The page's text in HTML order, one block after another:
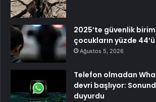
2025’te güvenlik
çocukların yüzde
Ağustos 5, 2026
Telefon olmadan
devri başlıyor:
duyurdu